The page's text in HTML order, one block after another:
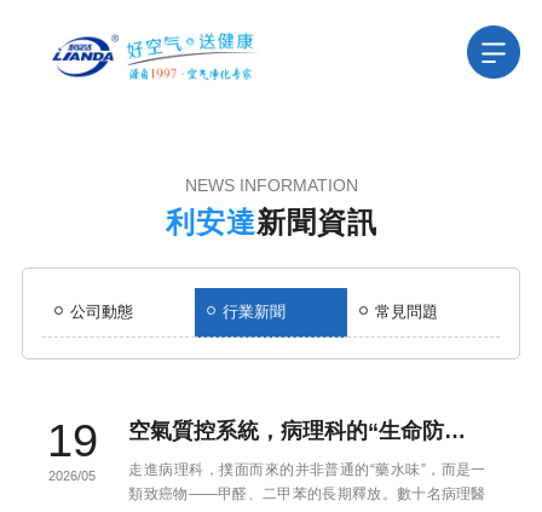
NEWS INFORMATION
利安達新聞資訊
公司動態 行業新聞 常見問題
19
2026/05
空氣質控系統，病理科的“生命防線”——守護醫者健康，捍衛每一份診斷報告的真相
走進病理科，撲面而來的并非普通的“藥水味”，而是一
類致癌物——甲醛、二甲苯的長期釋放。數十名病理醫